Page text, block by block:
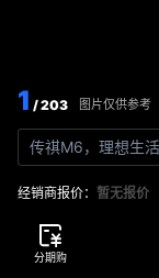
1 / 203 图片仅供参考
传祺M6，理想生
经销商报价： 暂无报价